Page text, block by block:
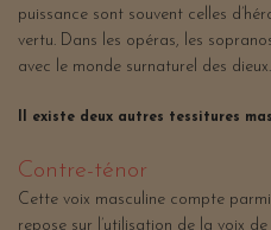
puissance sont souvent celles
vertu. Dans les opéras, les
avec le monde surnaturel des
Il existe deux autres tessitures
Contre-ténor
Cette voix masculine compte
repose sur l’utilisation de la voix